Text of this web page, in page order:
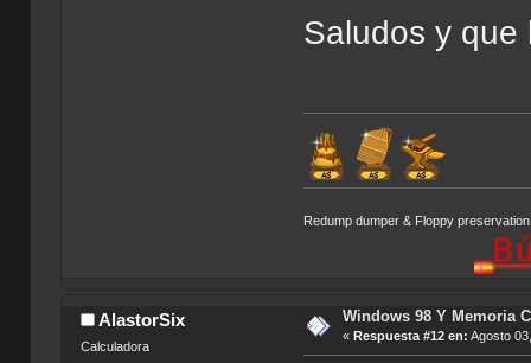
Saludos y que
Redump dumper & Floppy preservation
AlastorSix
Calculadora
Windows 98 Y Memoria
« Respuesta #12 en: Agosto